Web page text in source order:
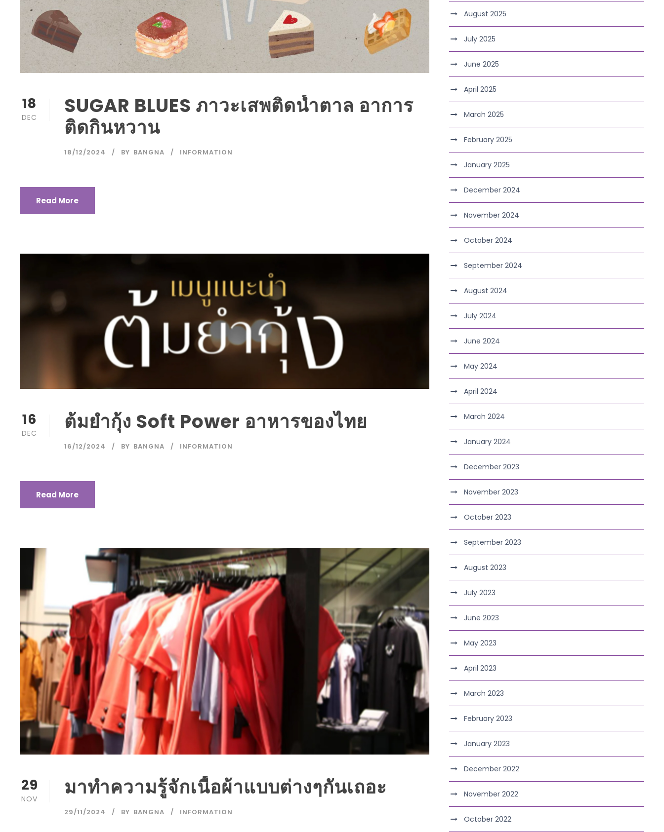
18
DEC
SUGAR BLUES ภาวะเสพติดน้ำตาล อาการ
ติดกินหวาน
18/12/2024 BY BANGNA INFORMATION
Read More
16
DEC ต้มยำกุ้ง Soft Power อาหารของไทย
16/12/2024 BY BANGNA INFORMATION
Read More
29
NOV มาทำความรู้จักเนื้อผ้าแบบต่างๆกันเถอะ
29/11/2024 BY BANGNA INFORMATION
August 2025
July 2025
June 2025
April 2025
March 2025
February 2025
January 2025
December 2024
November 2024
October 2024
September 2024
August 2024
July 2024
June 2024
May 2024
April 2024
March 2024
January 2024
December 2023
November 2023
October 2023
September 2023
August 2023
July 2023
June 2023
May 2023
April 2023
March 2023
February 2023
January 2023
December 2022
November 2022
October 2022